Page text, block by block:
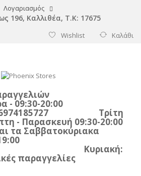
Λογαριασμός
196, Καλλιθέα, Τ.Κ: 17675
Καλάθι
Wishlist
παραγγελιών
- 09:30-20:00
6974185727 Τρίτη
- Παρασκευή 09:30-20:00
τα Σαββατοκύριακα
19:00
παραγγελίες